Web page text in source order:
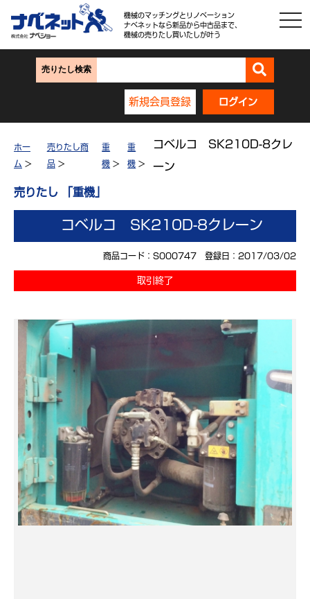
機械のマッチングとリノベーション
ナベネットなら新品から中古品まで、
機械の売りたし買いたしが叶う
売りたし検索
新規会員登録 ログイン
ホー
ム >
売りたし商
品>
重
機 >
重
機 >
コベルコ SK210D-8クレ
ーン
売りたし 「重機」
コベルコ SK210D-8クレーン
商品コード：S000747 登録日：2017/03/02
取引終了